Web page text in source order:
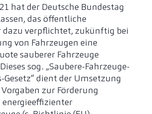
hat der Deutsche Bundestag
das öffentliche
dazu verpflichtet, zukünftig bei
von Fahrzeugen eine
sauberer Fahrzeuge
sog. „Saubere-Fahrzeuge-
Gesetz“ dient der Umsetzung
zur Förderung